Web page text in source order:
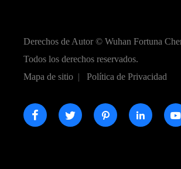
Derechos de Autor © Wuhan Fortuna
Todos los derechos reservados.
Mapa de sitio | Política de Privacidad
    